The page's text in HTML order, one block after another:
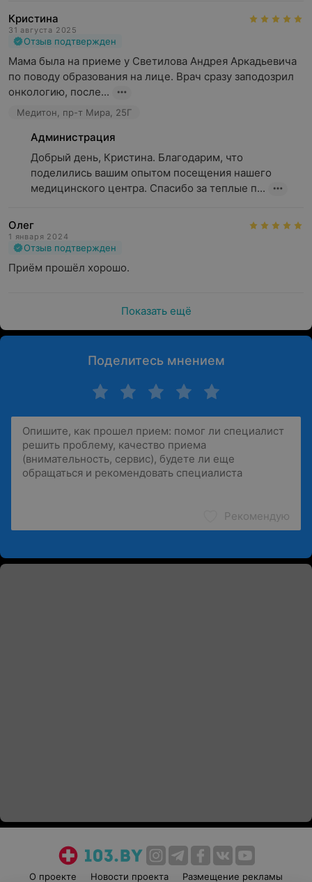
Кристина
31 августа 2025
Отзыв подтвержден
Мама была на приеме у Светилова Андрея Аркадьевича
по поводу образования на лице. Врач сразу заподозрил
онкологию, после...
Медитон, пр-т Мира, 25Г
Администрация
Добрый день, Кристина. Благодарим, что
поделились вашим опытом посещения нашего
медицинского центра. Спасибо за теплые п...
Олег
1 января 2024
Отзыв подтвержден
Приём прошёл хорошо.
Показать ещё
Поделитесь мнением
Рекомендую
О проекте Новости проекта Размещение рекламы